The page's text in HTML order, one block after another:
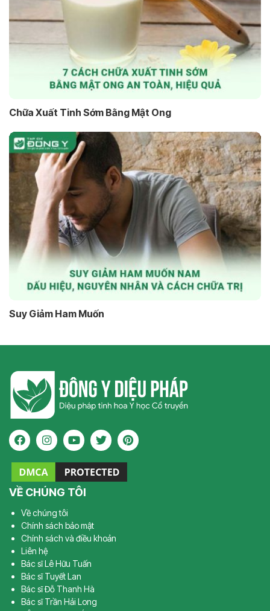
Chữa Xuất Tinh Sớm Bằng Mật Ong
Suy Giảm Ham Muốn
VỀ CHÚNG TÔI
Về chúng tôi
Chính sách bảo mật
Chính sách và điều khoản
Liên hệ
Bác sĩ Lê Hữu Tuấn
Bác sĩ Tuyết Lan
Bác sĩ Đỗ Thanh Hà
Bác sĩ Trần Hải Long